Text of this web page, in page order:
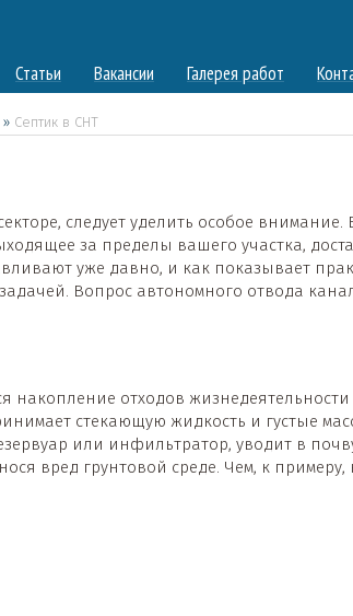
Статьи Вакансии Галерея работ
» Септик в СНТ
следует уделить особое внимание.
за пределы вашего участка,
уже давно, и как показывает
Вопрос автономного отвода
накопление отходов жизнедеятельности
стекающую жидкость и густые
или инфильтратор, уводит в
вред грунтовой среде. Чем, к примеру,